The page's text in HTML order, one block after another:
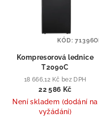
Kompresorová lednice
T2090C
18 666,12 Kč bez DPH
22 586 Kč
Není skladem (dodání na
vyžádání)
KÓD: